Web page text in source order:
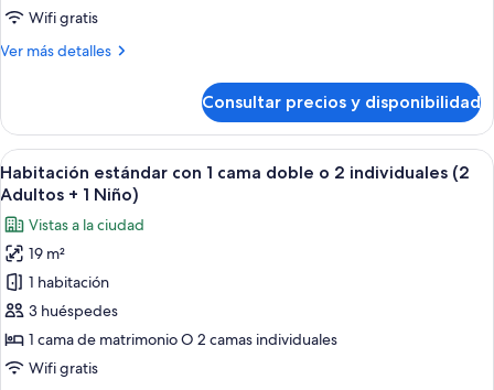
Wifi gratis
Ver más detalles
Más
familiar
Consultar precios y disponibilidad
Abrir
todas
las
fotos
de
Habitación
estándar
con
1
Ropa de cama de alta calidad,
11
Habitación estándar con 1 cama doble o 2 individuales (2
Adultos + 1 Niño)
Vistas a la ciudad
19 m²
1 habitación
3 huéspedes
1 cama de matrimonio O 2 camas individuales
Wifi gratis